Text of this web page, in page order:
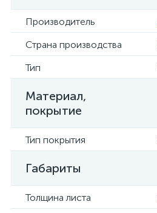
Производитель
Страна производства
Тип
Материал,
покрытие
Тип покрытия
Габариты
Толщина листа